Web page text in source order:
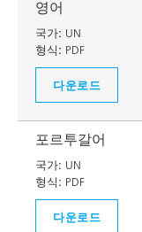
영어
국가: UN
형식: PDF
다운로드
포르투갈어
국가: UN
형식: PDF
다운로드